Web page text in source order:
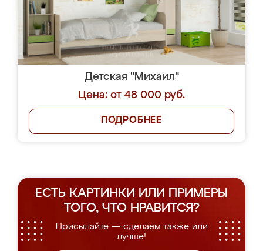
Детская "Михаил"
Цена: от 48 000 руб.
ПОДРОБНЕЕ
ЕСТЬ КАРТИНКИ ИЛИ ПРИМЕРЫ
ТОГО, ЧТО НРАВИТСЯ?
Присылайте — сделаем также или
лучше!